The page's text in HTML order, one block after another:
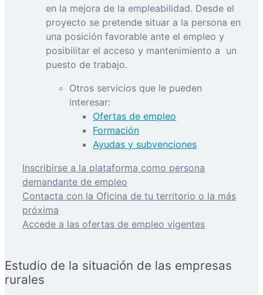
en la mejora de la empleabilidad. Desde el
proyecto se pretende situar a la persona en
una posición favorable ante el empleo y
posibilitar el acceso y mantenimiento a un
puesto de trabajo.
Otros servicios que le pueden
interesar:
Ofertas de empleo
Formación
Ayudas y subvenciones
Inscribirse a la plataforma como persona
demandante de empleo
Contacta con la Oficina de tu territorio o la más
próxima
Accede a las ofertas de empleo vigentes
Estudio de la situación de las empresas
rurales